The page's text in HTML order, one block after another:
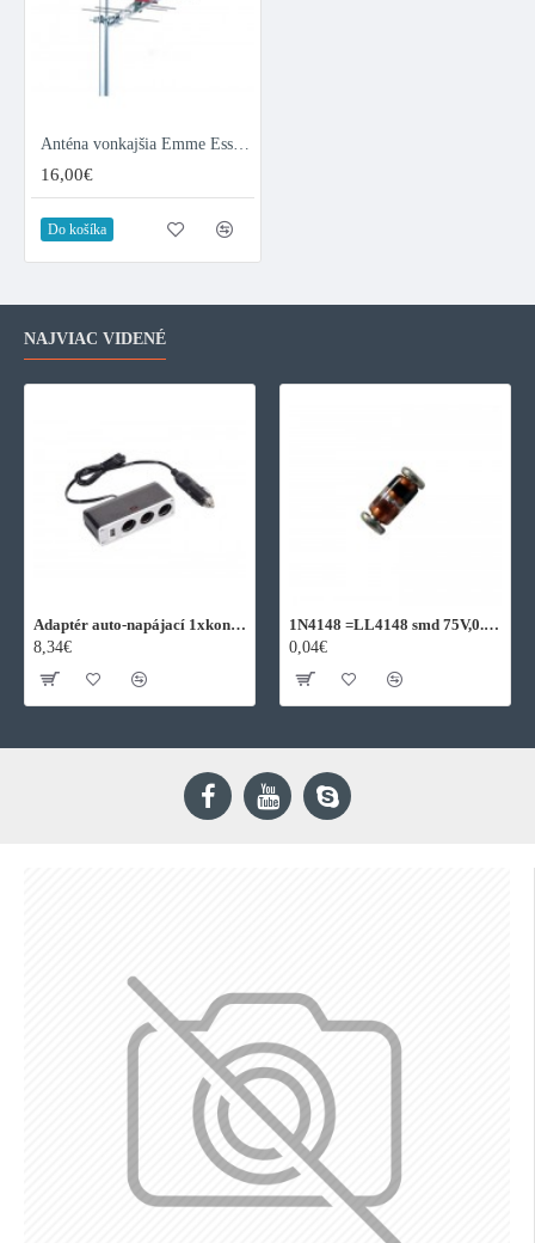
Anténa vonkajšia Emme Esse 2148UM logaritmicko-periodická 5G LTE Free
16,00€
Do košíka
NAJVIAC VIDENÉ
Adaptér auto-napájací 1xkon./3x zdierka- 12/24V, USB 1000mA
8,34€
1N4148 =LL4148 smd 75V,0.15A SOD80C
0,04€